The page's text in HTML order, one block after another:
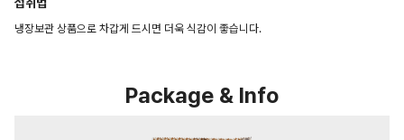
냉장보관 상품으로 차갑게 드시면 더욱 식감이 좋습니다.
Package & Info